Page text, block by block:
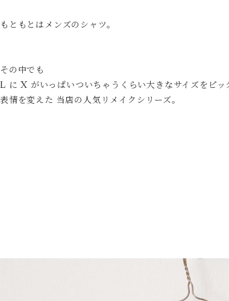
もともとはメンズのシャツ。
その中でも
L に X がいっぱいついちゃうくらい大きなサイズをピッ
表情を変えた 当店の人気リメイクシリーズ。